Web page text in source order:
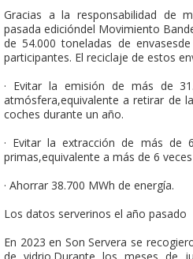
Gracias a la responsabilidad de
pasada edicióndel Movimiento
de 54.000 toneladas de
participantes. El reciclaje de estos
· Evitar la emisión de más de
atmósfera,equivalente a retirar de
coches durante un año.
· Evitar la extracción de más de
primas,equivalente a más de 6
· Ahorrar 38.700 MWh de energía.
Los datos serverinos el año pasado
En 2023 en Son Servera se